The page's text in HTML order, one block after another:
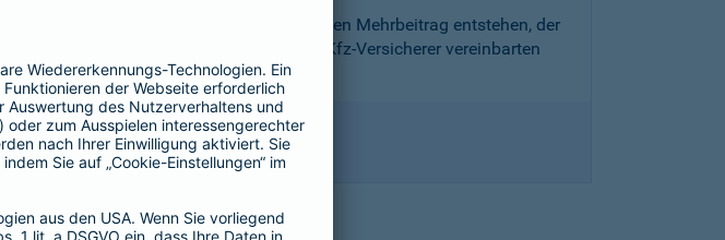
einem Unfall durch die Vertragsstrafe und den Mehrbeitrag entstehen, der
unerlaubten Erweiterung des mit Ihrem Kfz-Versicherer vereinbarten
Rechnung gestellt wird
bzw.